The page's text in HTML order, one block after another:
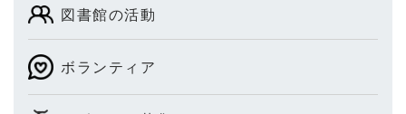
図書館の活動
ボランティア